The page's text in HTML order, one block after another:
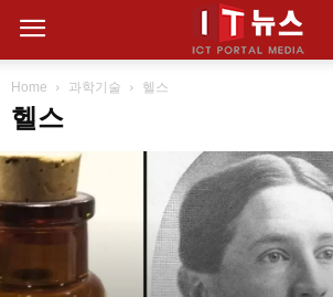
Home 과학기술 헬스
헬스